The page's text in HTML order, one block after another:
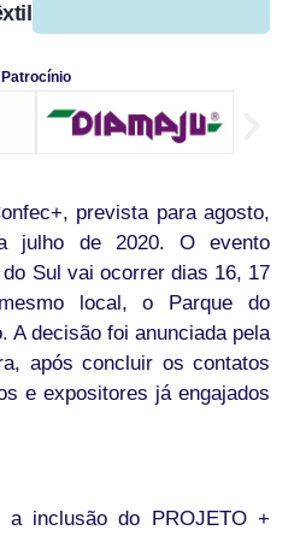
Patrocínio
prevista para agosto,
julho de 2020. O evento
Sul vai ocorrer dias 16, 17
local, o Parque do
A decisão foi anunciada pela
após concluir os contatos
e expositores já engajados
inclusão do PROJETO +